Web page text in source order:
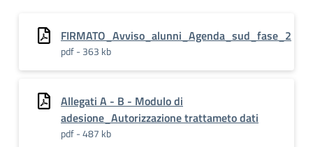
FIRMATO_Avviso_alunni_Agenda_sud_fase_2
pdf - 363 kb
Allegati A - B - Modulo di
adesione_Autorizzazione trattameto dati
pdf - 487 kb